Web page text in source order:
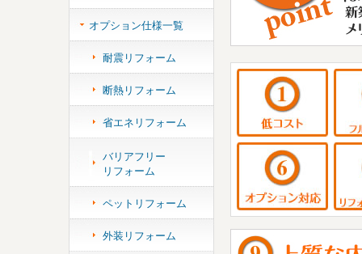
オプション仕様一覧
耐震リフォーム
断熱リフォーム
省エネリフォーム
バリアフリー
リフォーム
ペットリフォーム
外装リフォーム